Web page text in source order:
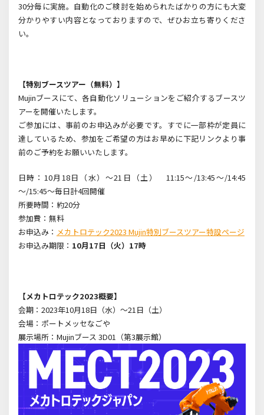
30分毎に実施。自動化のご検討を始められたばかりの方にも大変
分かりやすい内容となっておりますので、ぜひお立ち寄りくださ
い。
【特別ブースツアー（無料）】
Mujinブースにて、各自動化ソリューションをご紹介するブースツ
アーを開催いたします。
ご参加には、事前のお申込みが必要です。すでに一部枠が定員に
達しているため、参加をご希望の方はお早めに下記リンクより事
前のご予約をお願いいたします。
日時： 10月 18日（水）～21 日（土） 11:15～ /13:45～/14:45
～/15:45～毎日計4回開催
所要時間：約20分
参加費：無料
お申込み： メカトロテック2023 Mujin特別ブースツアー特設ページ
お申込み期限： 10月17日（火）17時
【メカトロテック2023概要】
会期：2023年10月18日（水）～21日（土）
会場：ポートメッセなごや
展示場所： Mujinブース 3D01 （第3展示館）